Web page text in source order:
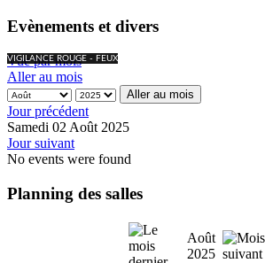
Evènements et divers
VIGILANCE ROUGE - FEUX
Vue par mois
Aller au mois
Aller au mois
Jour précédent
Samedi 02 Août 2025
Jour suivant
No events were found
Planning des salles
Août
2025